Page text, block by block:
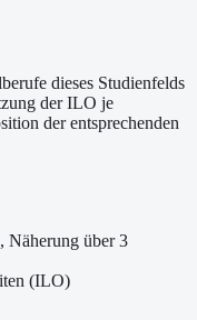
dieses Studienfelds
der ILO je
der entsprechenden
Näherung über 3
(ILO)